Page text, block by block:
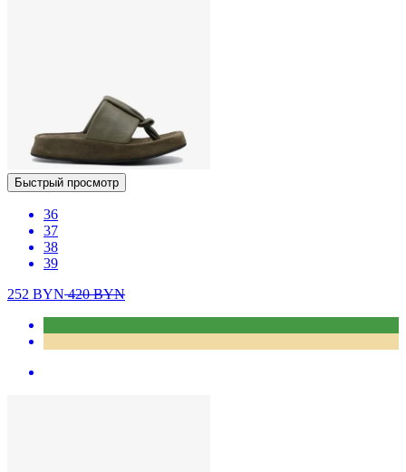
Быстрый просмотр
36
37
38
39
252 BYN420BYN